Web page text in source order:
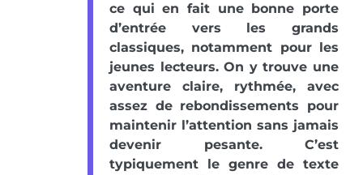
ce qui en fait une bonne porte
d’entrée vers les grands
classiques, notamment pour les
jeunes lecteurs. On y trouve une
aventure claire, rythmée, avec
assez de rebondissements pour
maintenir l’attention sans jamais
devenir pesante. C’est
typiquement le genre de texte